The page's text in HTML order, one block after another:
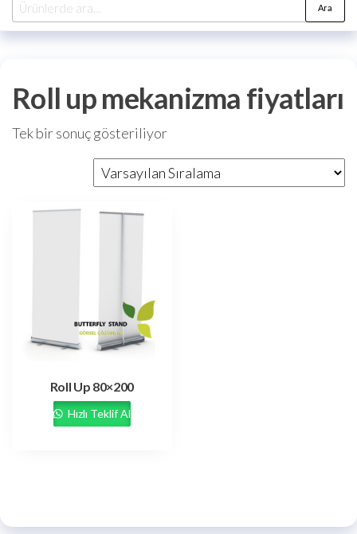
Ara
Roll up mekanizma fiyatları
Tek bir sonuç gösteriliyor
Roll Up 80×200
Hızlı Teklif Al